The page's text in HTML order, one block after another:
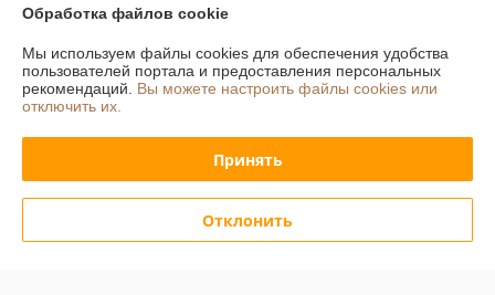
О нас
Контакты
График работы
Обработка файлов cookie
Мы используем файлы cookies для обеспечения удобства
пользователей портала и предоставления персональных
рекомендаций. Вы можете настроить файлы cookies или
отключить их.
Принять
Отклонить